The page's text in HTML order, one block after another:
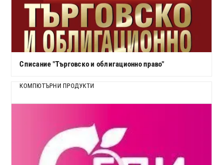
Списание "Търговско и облигационно право"
КОМПЮТЪРНИ ПРОДУКТИ